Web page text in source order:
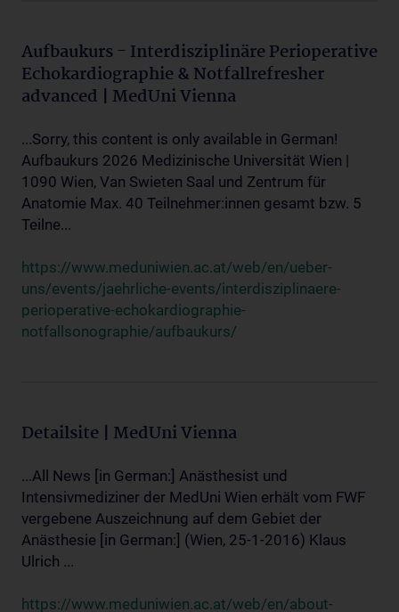
Aufbaukurs - Interdisziplinäre Perioperative
Echokardiographie & Notfallrefresher
advanced | MedUni Vienna
...Sorry, this content is only available in German!
Aufbaukurs 2026 Medizinische Universität Wien |
1090 Wien, Van Swieten Saal und Zentrum für
Anatomie Max. 40 Teilnehmer:innen gesamt bzw. 5
Teilne...
https://www.meduniwien.ac.at/web/en/ueber-
uns/events/jaehrliche-events/interdisziplinaere-
perioperative-echokardiographie-
notfallsonographie/aufbaukurs/
Detailsite | MedUni Vienna
...All News [in German:] Anästhesist und
Intensivmediziner der MedUni Wien erhält vom FWF
vergebene Auszeichnung auf dem Gebiet der
Anästhesie [in German:] (Wien, 25-1-2016) Klaus
Ulrich ...
https://www.meduniwien.ac.at/web/en/about-